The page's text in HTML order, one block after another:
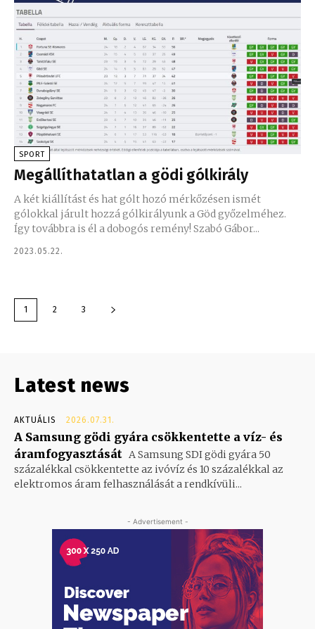
SPORT
Megállíthatatlan a gödi gólkirály
A két kiállítást és hat gólt hozó mérkőzésen ismét
gólokkal járult hozzá gólkirályunk a Göd győzelméhez.
Így továbbra is él a dobogós remény! Szabó Gábor...
2023.05.22.
1 2 3
Latest news
AKTUÁLIS 2026.07.31.
A Samsung gödi gyára csökkentette a víz- és
áramfogyasztását A Samsung SDI gödi gyára 50
százalékkal csökkentette az ivóvíz és 10 százalékkal az
elektromos áram felhasználását a rendkívüli...
- Advertisement -